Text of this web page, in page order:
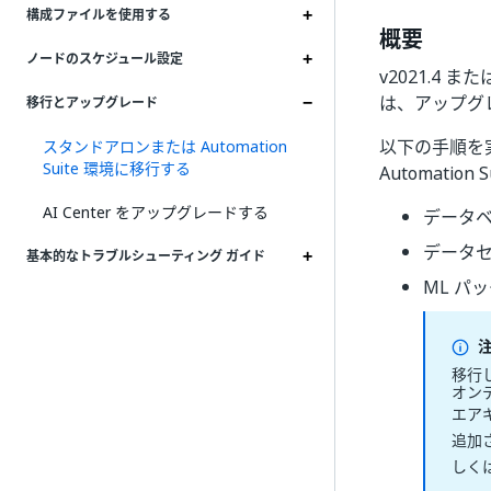
構成ファイルを使用する
ノードのスケジュール設定
移行とアップグレード
スタンドアロンまたは Automation
Suite 環境に移行する
AI Center をアップグレードする
基本的なトラブルシューティング ガイド
概要
v2021.4 また
は、アップ
以下の手順
Automation
データ
データ
ML パ
移行
オン
エア
追加
しく